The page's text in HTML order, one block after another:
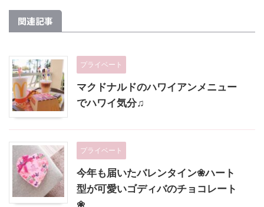
関連記事
プライベート
マクドナルドのハワイアンメニュー
でハワイ気分♫
プライベート
今年も届いたバレンタイン❀ハート
型が可愛いゴディバのチョコレート